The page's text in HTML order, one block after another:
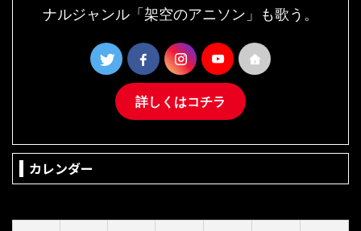
ナルジャンル「架空のアニソン」も歌う。
詳しくはコチラ
カレンダー